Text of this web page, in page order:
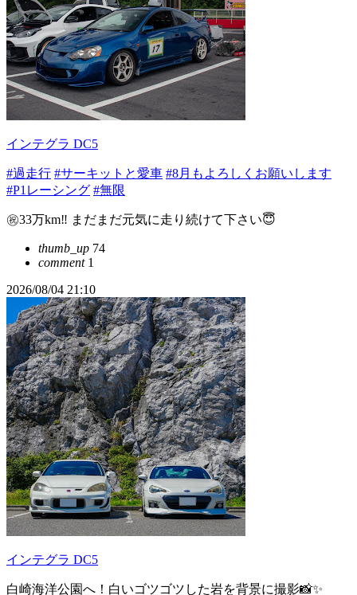
インテグラ DC5
#過走行 #サーキットと愛車 #8月もよろしくお願いします
#P1レーシング #無限
㊗️33万km‼️ まだまだ元気に走り続けて下さい😇
thumb_up 74
comment1
2026/08/04 21:10
インテグラ DC5
白崎海洋公園へ！白いゴツゴツした岩を背景に撮影📸✨